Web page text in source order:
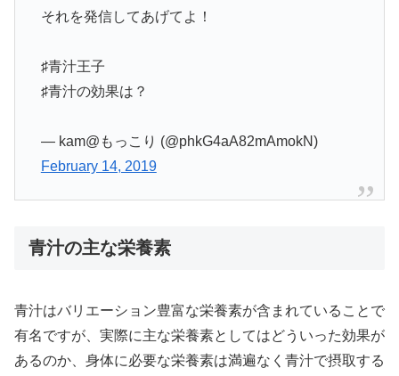
それを発信してあげてよ！
♯青汁王子
♯青汁の効果は？
— kam@もっこり (@phkG4aA82mAmokN)
February 14, 2019
青汁の主な栄養素
青汁はバリエーション豊富な栄養素が含まれていることで
有名ですが、実際に主な栄養素としてはどういった効果が
あるのか、身体に必要な栄養素は満遍なく青汁で摂取する